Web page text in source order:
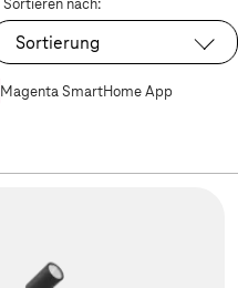
Sortieren nach:
Sortierung
Magenta SmartHome App